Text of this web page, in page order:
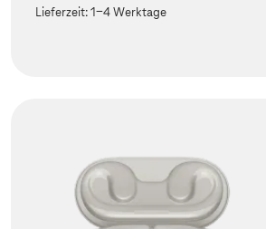
Lieferzeit:1-4 Werktage